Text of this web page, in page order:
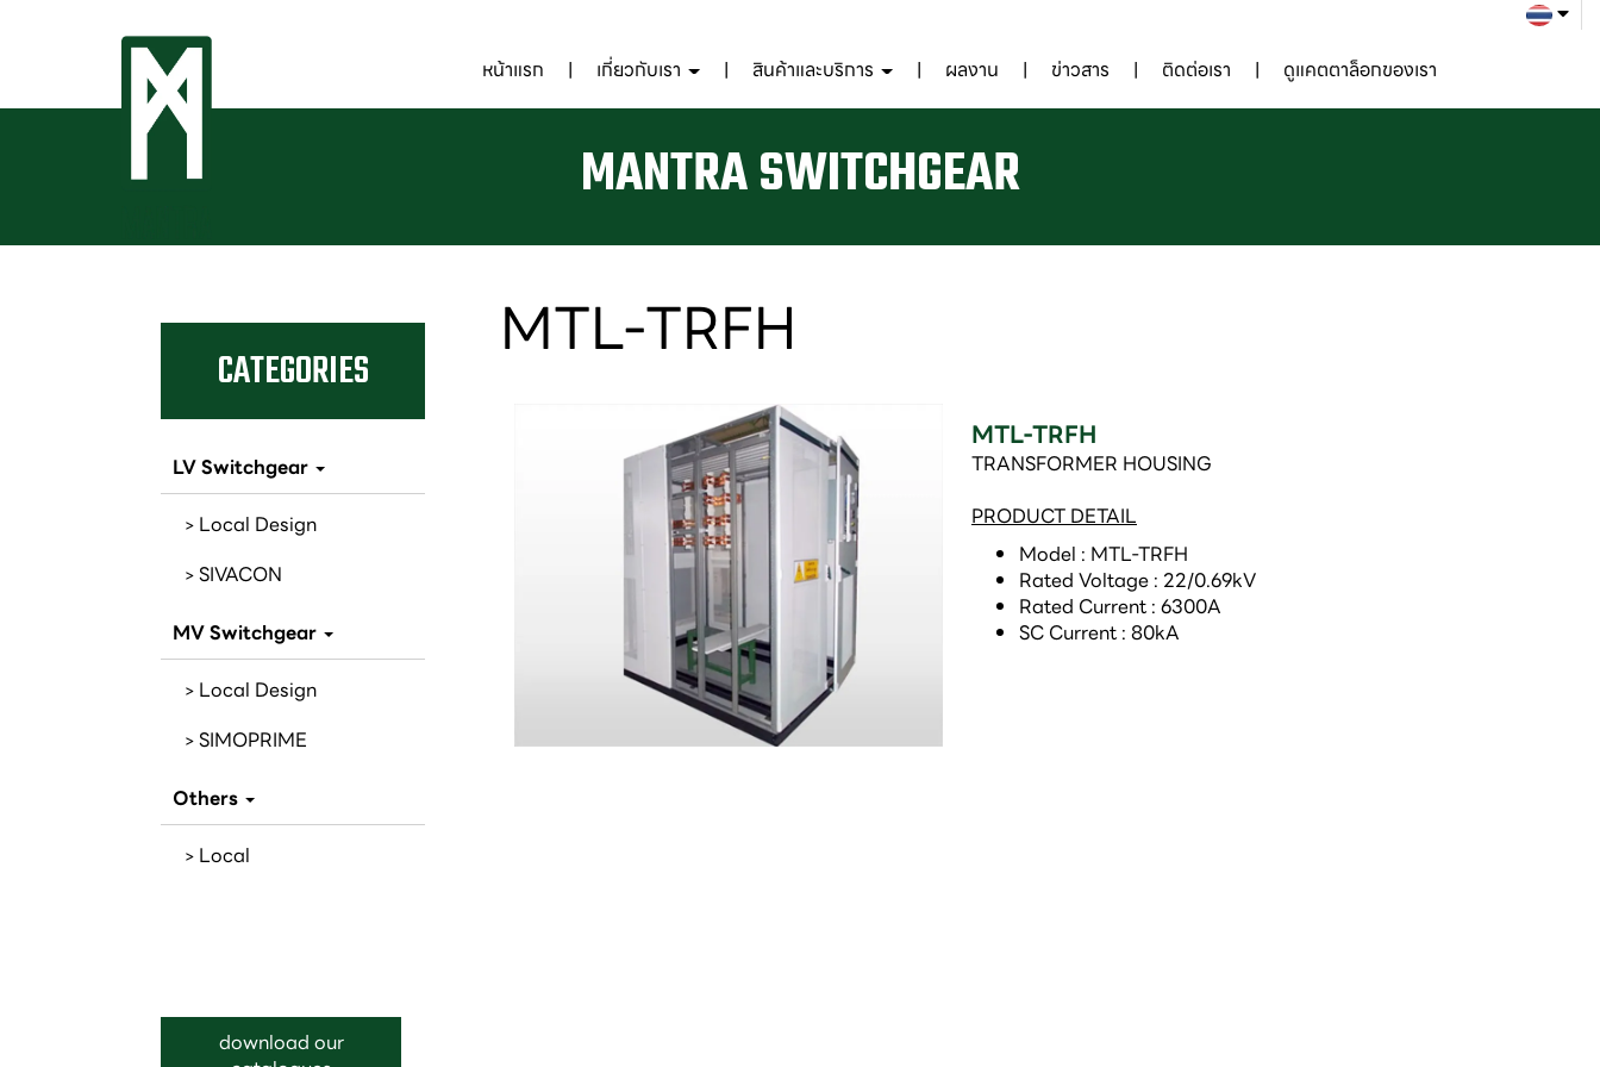
หน้าแรก เกี่ยวกับเรา สินค้าและบริการ ผลงาน ข่าวสาร ติดต่อเรา ดูแคตตาล็อกของเรา
MANTRA SWITCHGEAR
CATEGORIES
LV Switchgear
Local Design
SIVACON
MV Switchgear
Local Design
SIMOPRIME
Others
Local
download our
MTL-TRFH
MTL-TRFH
TRANSFORMER HOUSING
PRODUCT DETAIL
Model : MTL-TRFH
Rated Voltage : 22/0.69kV
Rated Current : 6300A
SC Current : 80kA